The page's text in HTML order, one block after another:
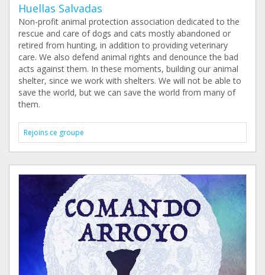
Huellas Salvadas
Non-profit animal protection association dedicated to the
rescue and care of dogs and cats mostly abandoned or
retired from hunting, in addition to providing veterinary
care. We also defend animal rights and denounce the bad
acts against them. In these moments, building our animal
shelter, since we work with shelters. We will not be able to
save the world, but we can save the world from many of
them.
Rejoins ce groupe